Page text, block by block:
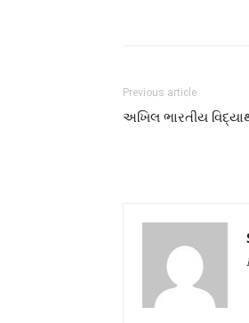
Previous article
અખિલ ભારતીય